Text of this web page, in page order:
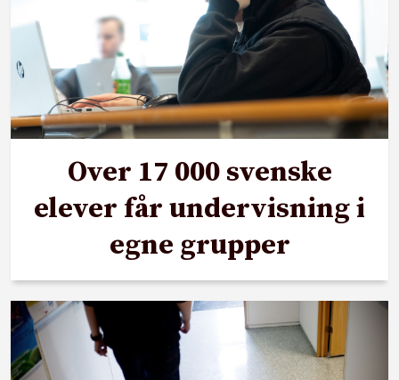
Over 17 000 svenske
elever får undervisning i
egne grupper